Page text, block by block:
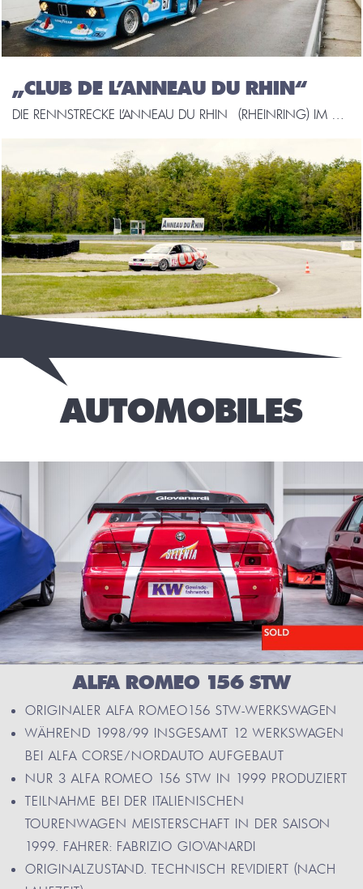
„CLUB DE L’ANNEAU DU RHIN“
DIE RENNSTRECKE L’ANNEAU DU RHIN (RHEINRING) IM BENACHBARTEN ELSASS LIEGT NUR 25 MINUTEN VON UNSEREM SHOWROOM ENTFERNT. MIT DEM ERWERB DER SILBERMITGLIEDSCHAFT DES „CLUB DE L’ANNEAU DU RHIN“ KÖNNEN WIR DIE STRECKE WÄHREND DEN WOCHENTAGE AB 17.00 UHR ZU TEST- UND ABSTIMMUNGSZECKEN NUTZEN. UNSEREM QUALITÄTSANSPRUCH, NUR WETTBEWERBSFAHRZEUGE ZU VERKAUFEN, DIE „ON THE BUTTON AND READY […]
AUTOMOBILES
ALFA ROMEO 156 STW
ORIGINALER ALFA ROMEO156 STW-WERKSWAGEN
WÄHREND 1998/99 INSGESAMT 12 WERKSWAGEN
BEI ALFA CORSE/NORDAUTO AUFGEBAUT
NUR 3 ALFA ROMEO 156 STW IN 1999 PRODUZIERT
TEILNAHME BEI DER ITALIENISCHEN
TOURENWAGEN MEISTERSCHAFT IN DER SAISON
1999. FAHRER: FABRIZIO GIOVANARDI
ORIGINALZUSTAND. TECHNISCH REVIDIERT (NACH